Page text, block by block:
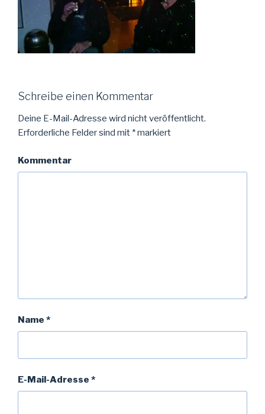
Schreibe einen Kommentar
Deine E-Mail-Adresse wird nicht veröffentlicht.
Erforderliche Felder sind mit *markiert
Kommentar
Name *
E-Mail-Adresse *